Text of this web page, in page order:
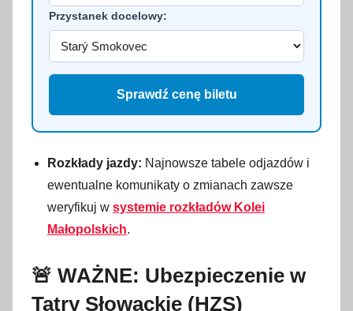
Przystanek docelowy:
Sprawdź cenę biletu
Rozkłady jazdy: Najnowsze tabele odjazdów i
ewentualne komunikaty o zmianach zawsze
weryfikuj w systemie rozkładów Kolei
Małopolskich.
🚨 WAŻNE: Ubezpieczenie w
Tatry Słowackie (HZS)